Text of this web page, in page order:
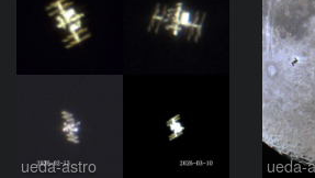
ueda-astro ueda-